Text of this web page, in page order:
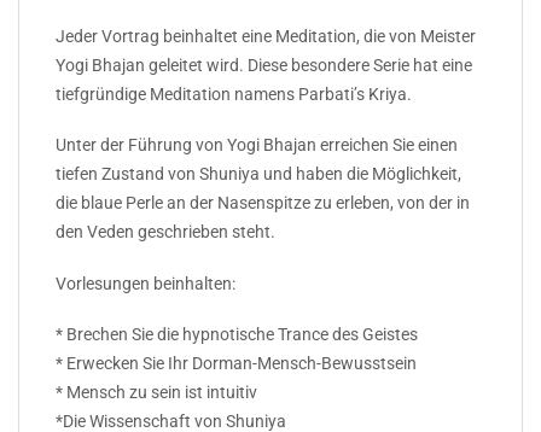
Jeder Vortrag beinhaltet eine Meditation, die von Meister
Yogi Bhajan geleitet wird. Diese besondere Serie hat eine
tiefgründige Meditation namens Parbati’s Kriya.
Unter der Führung von Yogi Bhajan erreichen Sie einen
tiefen Zustand von Shuniya und haben die Möglichkeit,
die blaue Perle an der Nasenspitze zu erleben, von der in
den Veden geschrieben steht.
Vorlesungen beinhalten:
* Brechen Sie die hypnotische Trance des Geistes
* Erwecken Sie Ihr Dorman-Mensch-Bewusstsein
* Mensch zu sein ist intuitiv
*Die Wissenschaft von Shuniya